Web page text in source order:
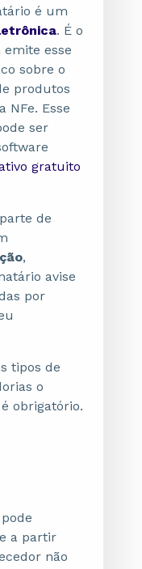
é um
. É o
esse
sobre o
produtos
NFe. Esse
ser
gratuito
de
,
avise
por
tipos de
o
obrigatório.
a partir
não